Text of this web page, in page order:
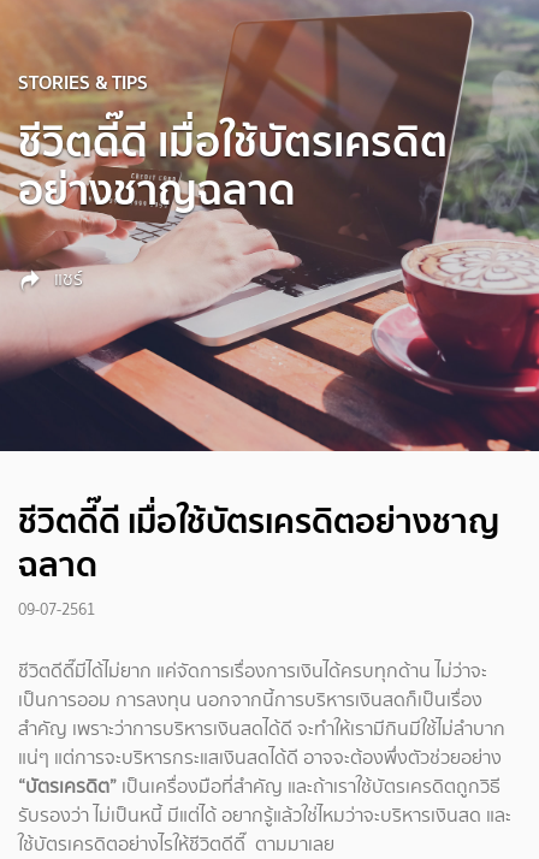
STORIES & TIPS
ชีวิตดี๊ดี เมื่อใช้บัตรเครดิต
อย่างชาญฉลาด
แชร์
ชีวิตดี๊ดี เมื่อใช้บัตรเครดิตอย่างชาญ
ฉลาด
09-07-2561
ชีวิตดีดี๊มีได้ไม่ยาก แค่จัดการเรื่องการเงินได้ครบทุกด้าน ไม่ว่าจะ
เป็นการออม การลงทุน นอกจากนี้การบริหารเงินสดก็เป็นเรื่อง
สำคัญ เพราะว่าการบริหารเงินสดได้ดี จะทำให้เรามีกินมีใช้ไม่ลำบาก
แน่ๆ แต่การจะบริหารกระแสเงินสดได้ดี อาจจะต้องพึ่งตัวช่วยอย่าง
“บัตรเครดิต” เป็นเครื่องมือที่สำคัญ และถ้าเราใช้บัตรเครดิตถูกวิธี
รับรองว่า ไม่เป็นหนี้ มีแต่ได้ อยากรู้แล้วใช่ไหมว่าจะบริหารเงินสด และ
ใช้บัตรเครดิตอย่างไรให้ชีวิตดีดี๊ ตามมาเลย